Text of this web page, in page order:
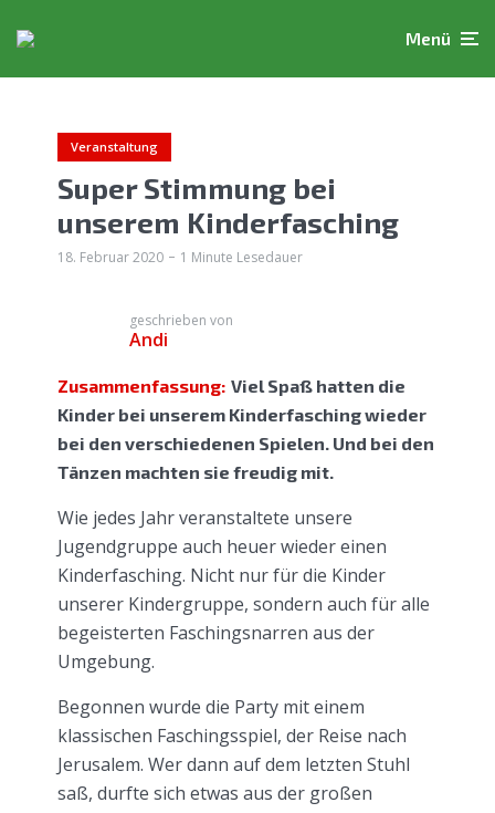
Menü
Veranstaltung
Super Stimmung bei
unserem Kinderfasching
18. Februar 2020 1 Minute Lesedauer
geschrieben von
Andi
Zusammenfassung: Viel Spaß hatten die
Kinder bei unserem Kinderfasching wieder
bei den verschiedenen Spielen. Und bei den
Tänzen machten sie freudig mit.
Wie jedes Jahr veranstaltete unsere
Jugendgruppe auch heuer wieder einen
Kinderfasching. Nicht nur für die Kinder
unserer Kindergruppe, sondern auch für alle
begeisterten Faschingsnarren aus der
Umgebung.
Begonnen wurde die Party mit einem
klassischen Faschingsspiel, der Reise nach
Jerusalem. Wer dann auf dem letzten Stuhl
saß, durfte sich etwas aus der großen